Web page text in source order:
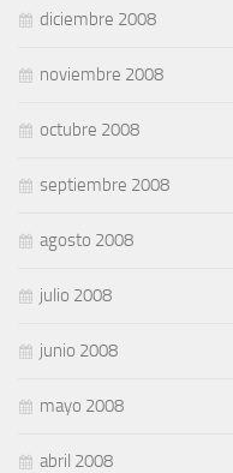
diciembre 2008
noviembre 2008
octubre 2008
septiembre 2008
agosto 2008
julio 2008
junio 2008
mayo 2008
abril 2008